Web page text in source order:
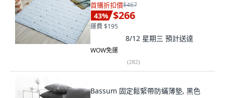
首購折扣價$467
43% $266
運費 $195
8/12 星期三 預計送達
WOW免運
(282)
Bassum 固定鬆緊帶防蟎薄墊, 黑色